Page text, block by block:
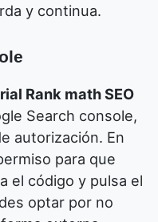
y continua.
Rank math SEO
Search console,
autorización. En
para que
el código y pulsa el
optar por no